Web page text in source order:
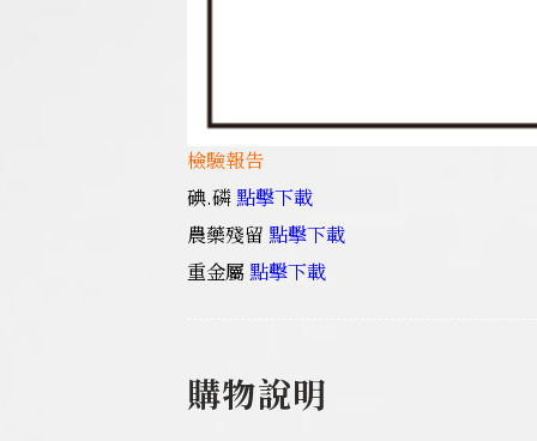
檢驗報告
碘.磷 點擊下載
農藥殘留 點擊下載
重金屬 點擊下載
購物說明